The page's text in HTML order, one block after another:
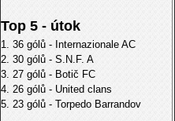
Top 5 - útok
1. 36 gólů - Internazionale AC
2. 30 gólů - S.N.F. A
3. 27 gólů - Botič FC
4. 26 gólů - United clans
5. 23 gólů - Torpedo Barrandov